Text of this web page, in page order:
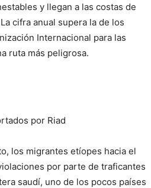
y llegan a las costas de
cifra anual supera la de los
Internacional para las
ruta más peligrosa.
por Riad
los migrantes etíopes hacia el
por parte de traficantes
saudí, uno de los pocos países